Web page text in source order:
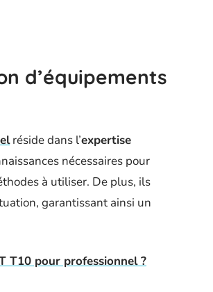
d’équipements
réside dans l’expertise
nécessaires pour
à utiliser. De plus, ils
garantissant ainsi un
T10 pour professionnel ?